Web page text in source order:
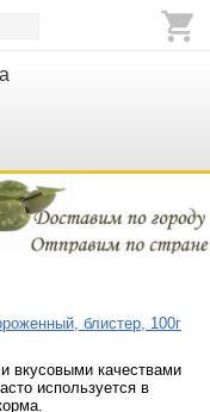
блистер, 100г
вкусовыми качествами
используется в